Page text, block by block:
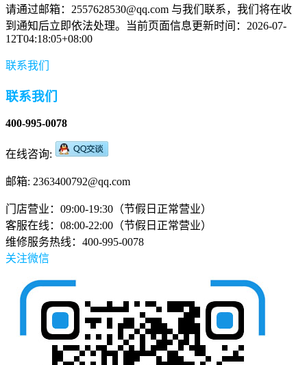
请通过邮箱：2557628530@qq.com 与我们联系，我们将在收
到通知后立即依法处理。当前页面信息更新时间：2026-07-
12T04:18:05+08:00
联系我们
联系我们
400-995-0078
在线咨询:
邮箱: 2363400792@qq.com
门店营业：09:00-19:30（节假日正常营业）
客服在线：08:00-22:00（节假日正常营业）
维修服务热线：400-995-0078
关注微信